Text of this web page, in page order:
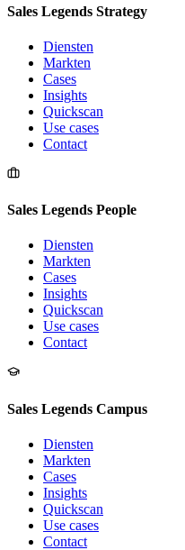
Sales Legends Strategy
Diensten
Markten
Cases
Insights
Quickscan
Use cases
Contact
Sales Legends People
Diensten
Markten
Cases
Insights
Quickscan
Use cases
Contact
Sales Legends Campus
Diensten
Markten
Cases
Insights
Quickscan
Use cases
Contact